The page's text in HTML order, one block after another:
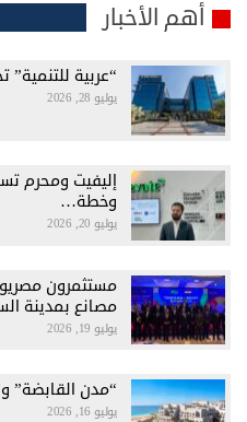
أهم الأخبار
“عربية
يوليو 28, 2026
إليفيت ومحرم
وخطة…
يوليو 20, 2026
مستثمرون
مصانع بمدينة
يوليو 19, 2026
“مدن القابضة”
يوليو 16, 2026